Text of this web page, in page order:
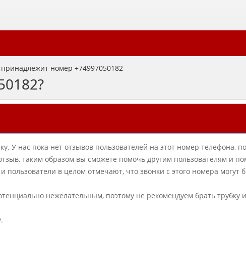
номер +74997050182
У нас пока нет отзывов пользователей на этот номер телефона,
таким образом вы сможете помочь другим пользователям и
в целом отмечают, что звонки с этого номера могут
нежелательным, поэтому не рекомендуем брать трубку